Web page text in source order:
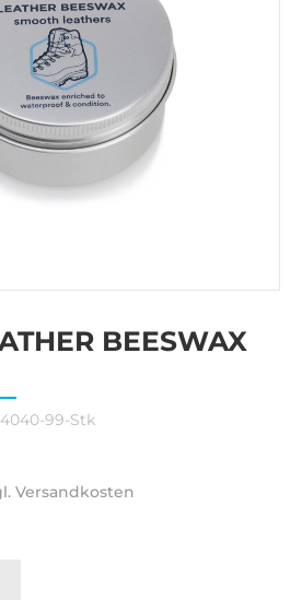
BEESWAX
99-Stk
Versandkosten